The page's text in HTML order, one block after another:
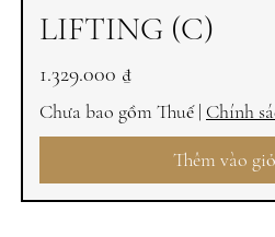
LIFTING (C)
Giá
1.329.000 ₫
Chưa bao gồm Thuế| Chính
Thêm vào